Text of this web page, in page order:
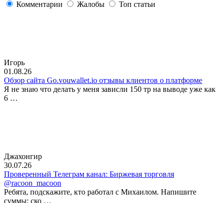
Комментарии
Жалобы Топ статьи
Игорь
01.08.26
Обзор сайта Go.vouwallet.io отзывы клиентов о платформе
Я не знаю что делать у меня зависли 150 тр на выводе уже как
6 …
Джахонгир
30.07.26
Проверенный Телеграм канал: Биржевая торговля
@racoon_macoon
Ребята, подскажите, кто работал с Михаилом. Напишите
суммы: ско …